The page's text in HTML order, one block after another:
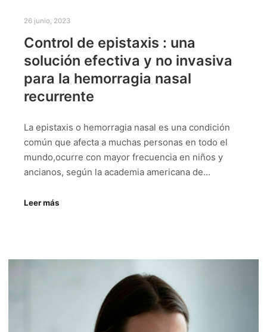
26 junio, 2023
Control de epistaxis : una
solución efectiva y no invasiva
para la hemorragia nasal
recurrente
La epistaxis o hemorragia nasal es una condición
común que afecta a muchas personas en todo el
mundo,ocurre con mayor frecuencia en niños y
ancianos, según la academia americana de…
Leer más